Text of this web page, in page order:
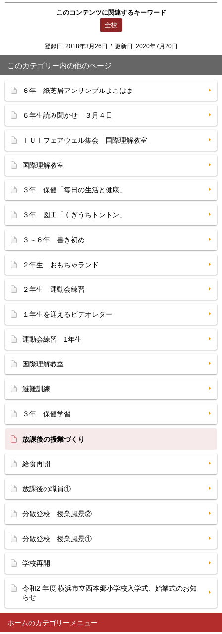
ホーム
このコンテンツに関連するキーワード
全校
登録日: 2018年3月26日 / 更新日: 2020年7月20日
このカテゴリー内の他のページ
６年 紙芝居アンサンブルよこはま
６年生読み聞かせ ３月４日
ＩＵＩフェアウェル集会 国際理解教室
国際理解教室
３年 保健「毎日の生活と健康」
３年 図工「くぎうちトントン」
３～６年 書き初め
２年生 おもちゃランド
２年生 運動会練習
１年生を迎えるビデオレター
運動会練習 1年生
国際理解教室
避難訓練
３年 保健学習
放課後の授業づくり
給食再開
放課後の職員①
分散登校 授業風景②
分散登校 授業風景①
学校再開
令和2 年度 横浜市立西本郷小学校入学式、始業式のお知
らせ